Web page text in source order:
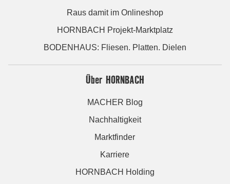
Raus damit im Onlineshop
HORNBACH Projekt-Marktplatz
BODENHAUS: Fliesen. Platten. Dielen
Über HORNBACH
MACHER Blog
Nachhaltigkeit
Marktfinder
Karriere
HORNBACH Holding